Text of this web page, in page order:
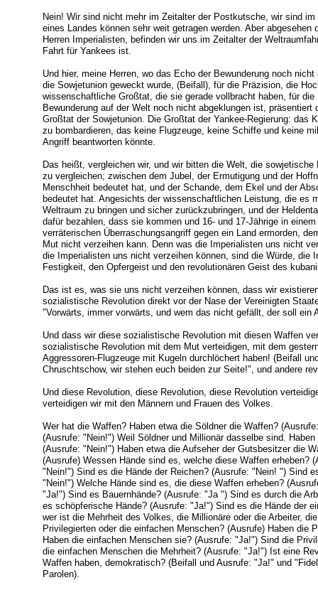
Nein! Wir sind nicht mehr im Zeitalter der Postkutsche, wir sind
eines Landes können sehr weit getragen werden. Aber
Herren Imperialisten, befinden wir uns im Zeitalter der
Fahrt für Yankees ist.
Und hier, meine Herren, wo das Echo der Bewunderung noch
die Sowjetunion geweckt wurde, (Beifall), für die Präzision, die
wissenschaftliche Großtat, die sie gerade vollbracht haben, für
Bewunderung auf der Welt noch nicht abgeklungen ist, präsentiert
Großtat der Sowjetunion. Die Großtat der Yankee-Regierung: das
zu bombardieren, das keine Flugzeuge, keine Schiffe und keine
Angriff beantworten könnte.
Das heißt, vergleichen wir, und wir bitten die Welt, die
zu vergleichen; zwischen dem Jubel, der Ermutigung und der
Menschheit bedeutet hat, und der Schande, dem Ekel und der
bedeutet hat. Angesichts der wissenschaftlichen Leistung, die es
Weltraum zu bringen und sicher zurückzubringen, und der
dafür bezahlen, dass sie kommen und 16- und 17-Jährige in
verräterischen Überraschungsangriff gegen ein Land ermorden,
Mut nicht verzeihen kann. Denn was die Imperialisten uns nicht
die Imperialisten uns nicht verzeihen können, sind die Würde, die
Festigkeit, den Opfergeist und den revolutionären Geist des
Das ist es, was sie uns nicht verzeihen können, dass wir
sozialistische Revolution direkt vor der Nase der Vereinigten
"Vorwärts, immer vorwärts, und wem das nicht gefällt, der soll ein
Und dass wir diese sozialistische Revolution mit diesen Waffen
sozialistische Revolution mit dem Mut verteidigen, mit dem
Aggressoren-Flugzeuge mit Kugeln durchlöchert haben! (Beifall
Chruschtschow, wir stehen euch beiden zur Seite!", und andere
Und diese Revolution, diese Revolution, diese Revolution
verteidigen wir mit den Männern und Frauen des Volkes.
Wer hat die Waffen? Haben etwa die Söldner die Waffen?
(Ausrufe: "Nein!") Weil Söldner und Millionär dasselbe sind.
(Ausrufe: "Nein!") Haben etwa die Aufseher der Gutsbesitzer die
(Ausrufe) Wessen Hände sind es, welche diese Waffen erheben?
"Nein!") Sind es die Hände der Reichen? (Ausrufe: "Nein! ") Sind
"Nein!") Welche Hände sind es, die diese Waffen erheben?
"Ja!") Sind es Bauernhände? (Ausrufe: "Ja ") Sind es durch die
es schöpferische Hände? (Ausrufe: "Ja!") Sind es die Hände der
wer ist die Mehrheit des Volkes, die Millionäre oder die Arbeiter,
Privilegierten oder die einfachen Menschen? (Ausrufe) Haben die
Haben die einfachen Menschen sie? (Ausrufe: "Ja!") Sind die
die einfachen Menschen die Mehrheit? (Ausrufe: "Ja!") Ist eine
Waffen haben, demokratisch? (Beifall und Ausrufe: "Ja!" und
Parolen).